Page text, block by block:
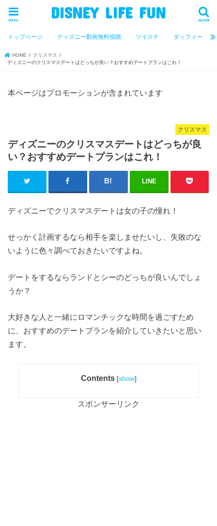
DISNEY LIFE FUN search
menu
トップページ ディズニー動画無料視聴 ツイステ ダッフィー
HOME
クリスマス
ディズニーのクリスマスデートはどっちが良い？おすすめデートプランはこれ！
本ページはプロモーションが含まれています
クリスマス
ディズニーのクリスマスデートはどっちが良
い？おすすめデートプランはこれ！
LINE
ディズニーでクリスマスデートは女の子の憧れ！
せっかく計画するなら相手を楽しませたいし、失敗のな
いように色々調べておきたいですよね。
デートをするならランドとシーのどっちが良いんでしょ
うか？
大好きな人と一緒にロマンチックな時間を過ごすため
に、おすすめのデートプランを紹介していきたいと思い
ます。
Contents [show]
スポンサーリンク